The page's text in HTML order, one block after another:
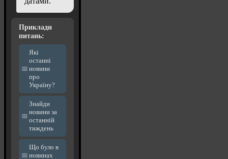
Приклади
питань:
Які
останні
новини
про
Україну?
Знайди
новини за
останній
тиждень
Що було в
новинах